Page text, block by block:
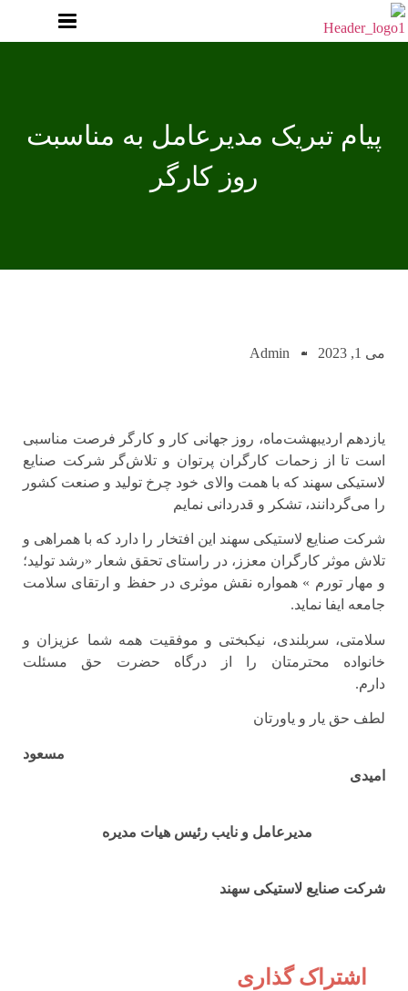
پیام تبریک مدیرعامل به مناسبت
روز کارگر
می 1, 2023 Admin
یازدهم اردیبهشت‌ماه، روز جهانی کار و کارگر فرصت مناسبی
است تا از زحمات کارگران پرتوان و تلاش‌گر شرکت صنایع
لاستیکی سهند که با همت والای خود چرخ تولید و صنعت کشور
را می‌گردانند، تشکر و قدردانی نمایم
شرکت صنایع لاستیکی سهند این افتخار را دارد که با همراهی و
تلاش موثر کارگران معزز، در راستای تحقق شعار «رشد تولید؛
و مهار تورم » همواره نقش موثری در حفظ و ارتقای سلامت
جامعه ایفا نماید.
سلامتی، سربلندی، نیکبختی و موفقیت همه شما عزیزان و
خانواده محترمتان را از درگاه حضرت حق مسئلت
دارم.
لطف حق یار و یاورتان
مسعود
امیدی
مدیرعامل و نایب رئیس هیات مدیره
شرکت صنایع لاستیکی سهند
اشتراک گذاری